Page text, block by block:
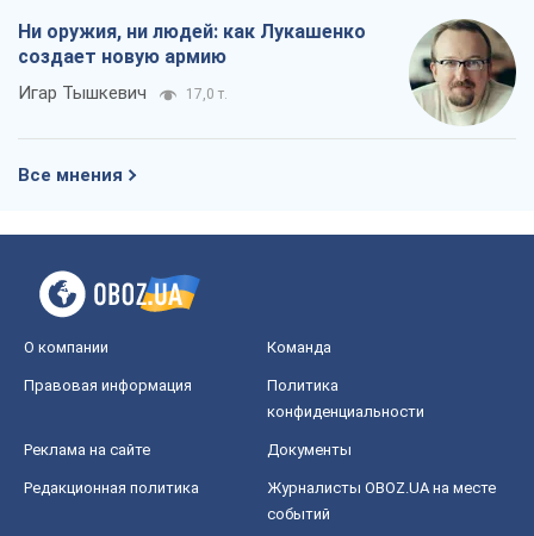
Ни оружия, ни людей: как Лукашенко
создает новую армию
Игар Тышкевич 17,0 т.
Все мнения
О компании Команда
Правовая информация
Политика
конфиденциальности
Реклама на сайте Документы
Редакционная политика
Журналисты OBOZ.UA на месте
событий